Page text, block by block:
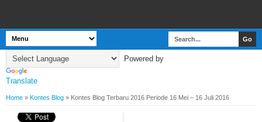
Powered by
Translate
Home » Kontes Blog » Kontes Blog Terbaru 2016 Periode 16 Mei – 16 Juli 2016
BYWEBBUDI.COM